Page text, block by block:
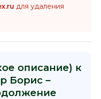
для удаления
описание) к
Борис –